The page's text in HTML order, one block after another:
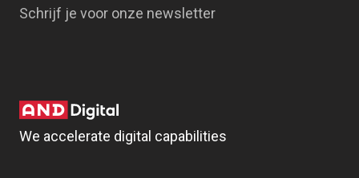
Schrijf je voor onze newsletter
We accelerate digital capabilities